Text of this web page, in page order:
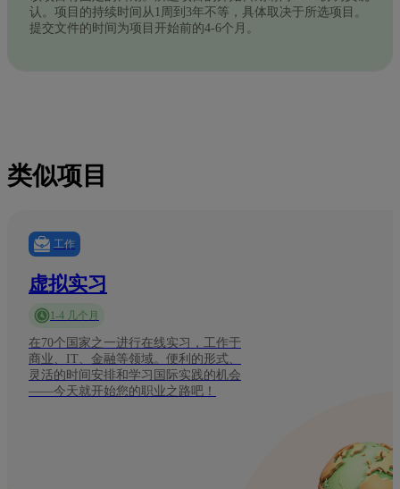
认。项目的持续时间从1周到3年不等，具体取决于所选项目。
提交文件的时间为项目开始前的4-6个月。
类似项目
工作
虚拟实习
1-4 几个月
在70个国家之一进行在线实习，工作于
商业、IT、金融等领域。便利的形式、
灵活的时间安排和学习国际实践的机会
——今天就开始您的职业之路吧！